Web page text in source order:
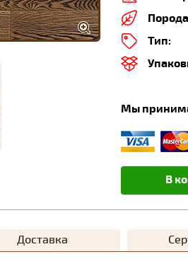
Тип:
Мы
В
Доставка